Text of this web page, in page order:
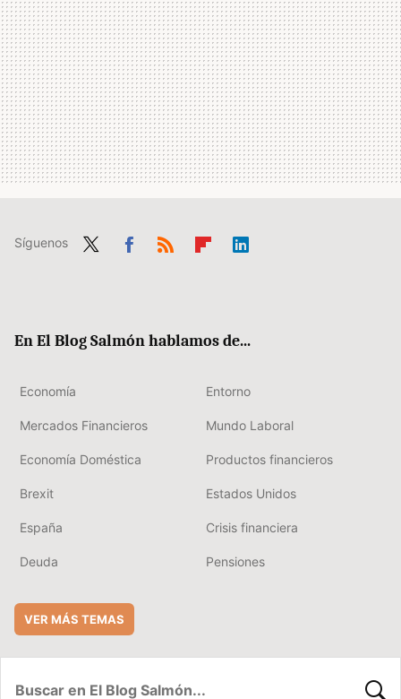
Síguenos
En El Blog Salmón hablamos de...
Economía Entorno
Mercados Financieros Mundo Laboral
Economía Doméstica Productos financieros
Brexit Estados Unidos
España Crisis financiera
Deuda Pensiones
VER MÁS TEMAS